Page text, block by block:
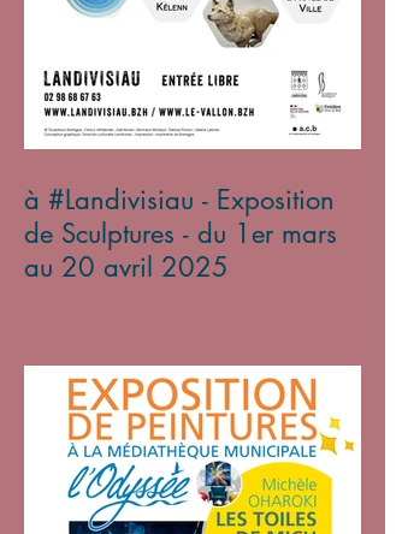
à #Landivisiau - Exposition
de Sculptures - du 1er mars
au 20 avril 2025